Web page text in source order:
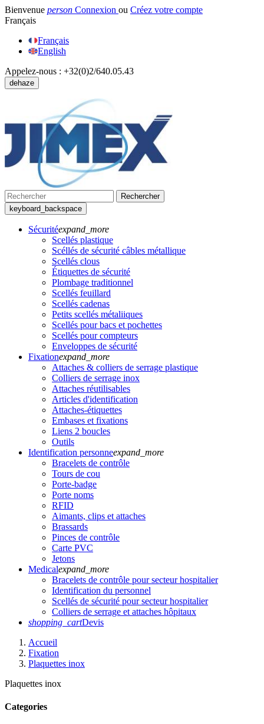
Bienvenue person Connexion ou Créez votre compte
Français
Français
English
Appelez-nous : +32(0)2/640.05.43
dehaze
Rechercher
keyboard_backspace
Sécuritéexpand_more
Scellés plastique
Scéllés de sécurité câbles métallique
Scellés clous
Étiquettes de sécurité
Plombage traditionnel
Scellés feuillard
Scellés cadenas
Petits scellés métaliiques
Scellés pour bacs et pochettes
Scellés pour compteurs
Enveloppes de sécurité
Fixationexpand_more
Attaches & colliers de serrage plastique
Colliers de serrage inox
Attaches réutilisables
Articles d'identification
Attaches-étiquettes
Embases et fixations
Liens 2 boucles
Outils
Identification personneexpand_more
Bracelets de contrôle
Tours de cou
Porte-badge
Porte noms
RFID
Aimants, clips et attaches
Brassards
Pinces de contrôle
Carte PVC
Jetons
Medicalexpand_more
Bracelets de contrôle pour secteur hospitalier
Identification du personnel
Scellés de sécurité pour secteur hospitalier
Colliers de serrage et attaches hôpitaux
shopping_cartDevis
Accueil
Fixation
Plaquettes inox
Plaquettes inox
Categories